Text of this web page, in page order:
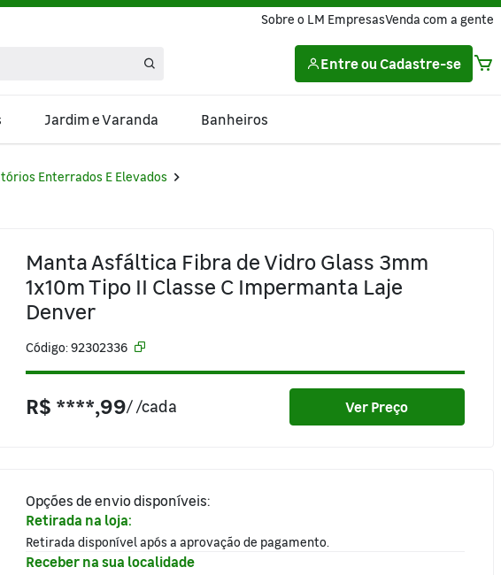
Sobre o LM EmpresasVenda com a gente
Entreou Cadastre-se
Jardim e Varanda Banheiros
Enterrados E Elevados
Manta Asfáltica Fibra de Vidro Glass 3mm
1x10m Tipo II Classe C Impermanta Laje
Denver
Código: 92302336
R$ ****,99//cada Ver Preço
Opções de envio disponíveis:
Retirada na loja:
Retirada disponível após a aprovação de pagamento.
Receber na sua localidade